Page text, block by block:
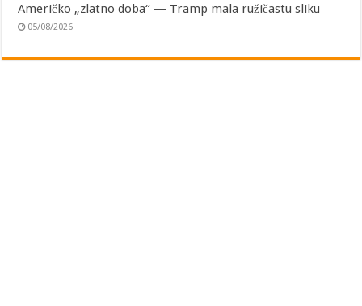
Američko „zlatno doba“ — Tramp mala ružičastu sliku
05/08/2026